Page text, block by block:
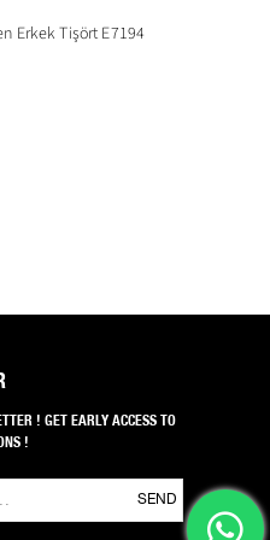
Erkek Tişört E7194
! GET EARLY ACCESS TO
!
SEND